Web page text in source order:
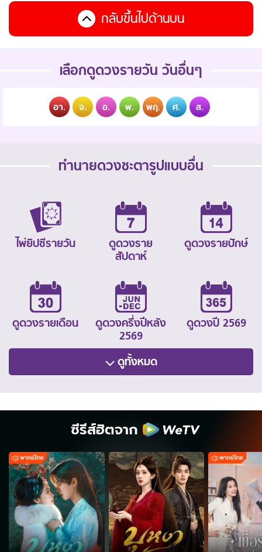
กลับขึ้นไปด้านบน
เลือกดูดวงรายวัน วันอื่นๆ
อา. จ. อ. พ. พฤ. ศ. ส.
ทำนายดวงชะตารูปแบบอื่น
ไพ่ยิปซีรายวัน
ดูดวงราย
สัปดาห์
ดูดวงรายปักษ์
ดูดวงรายเดือน
ดูดวงครึ่งปีหลัง
2569
ดูดวงปี 2569
ดูทั้งหมด
ซีรีส์ฮิตจาก